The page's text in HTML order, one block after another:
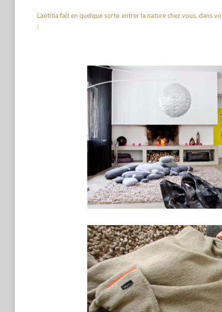
Laëtitia fait en quelque sorte entrer la nature chez vous, dans
: